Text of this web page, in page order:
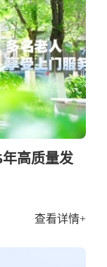
高质量发
查看详情+